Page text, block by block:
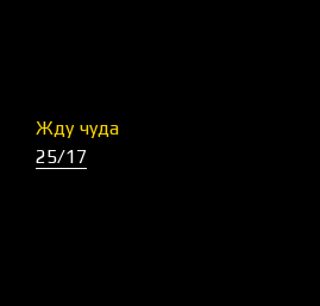
Жду чуда
25/17